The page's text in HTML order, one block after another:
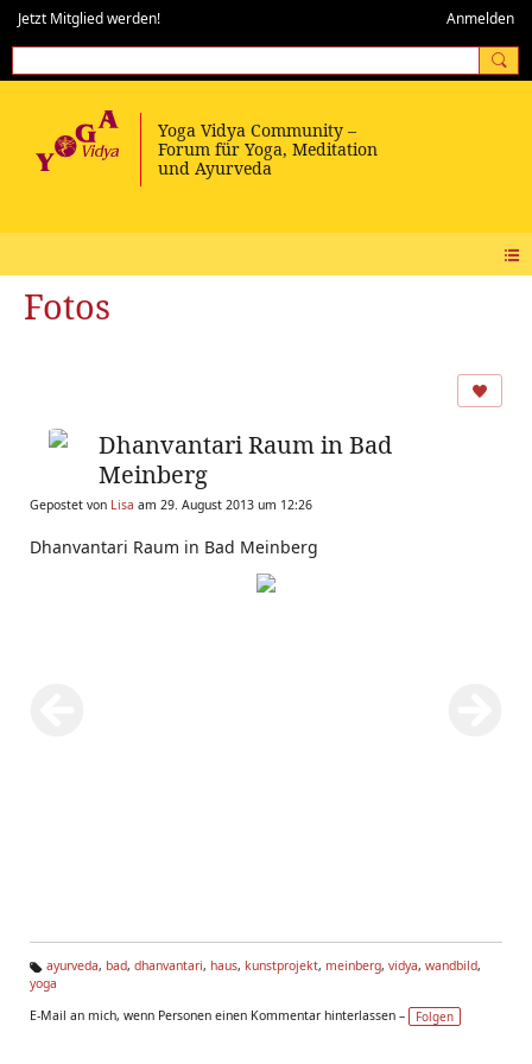
Jetzt Mitglied werden! Anmelden
Fotos
Dhanvantari Raum in Bad
Meinberg
Gepostet von Lisa am 29. August 2013 um 12:26
Dhanvantari Raum in Bad Meinberg
Ta
s:
ayurveda, bad, dhanvantari, haus, kunstprojekt, meinberg, vidya, wandbild,
yoga
E-Mail an mich, wenn Personen einen Kommentar hinterlassen –
Folgen